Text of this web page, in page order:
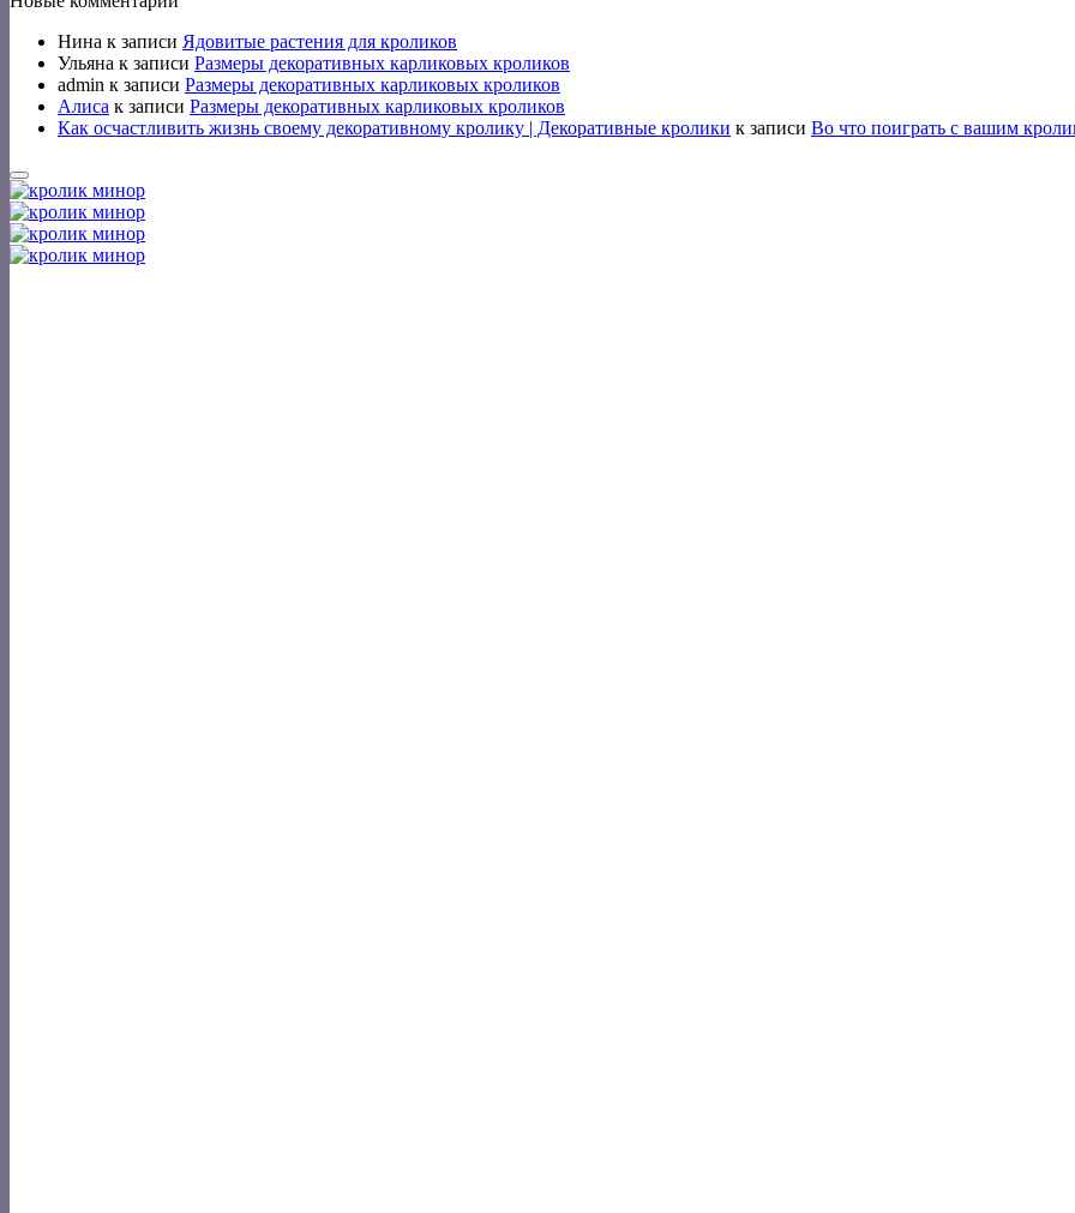
Нина к записи Ядовитые растения для кроликов
Ульяна к записи Размеры декоративных карликовых кроликов
admin к записи Размеры декоративных карликовых кроликов
Алиса к записи Размеры декоративных карликовых кроликов
Как осчастливить жизнь своему декоративному кролику | Декоративные кролики к записи Во что поиграть с вашим